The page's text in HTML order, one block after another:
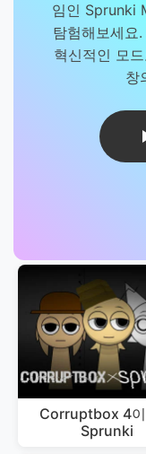
임인 Sprunki
탐험해보세
혁신적인 모
창
Corruptbox 4
Sprunki